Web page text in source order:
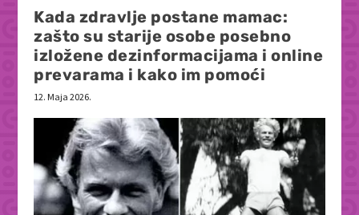
Kada zdravlje postane mamac:
zašto su starije osobe posebno
izložene dezinformacijama i online
prevarama i kako im pomoći
12. Maja 2026.